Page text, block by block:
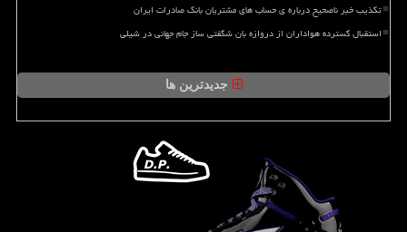
تکذیب خبر ناصحیح درباره ی حساب های مشتریان بانک صادرات ایران
استقبال گسترده هواداران از دروازه بان شگفتی ساز جام جهانی در شیلی
جدیدترین ها